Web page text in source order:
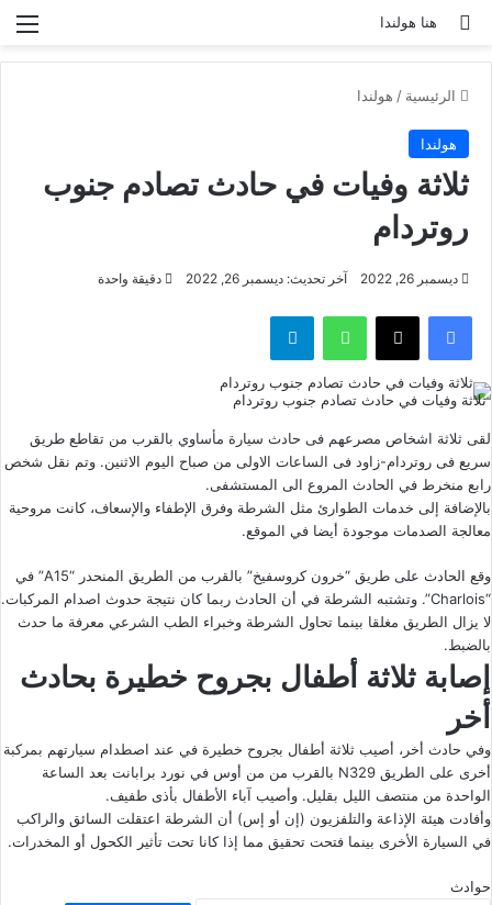
هنا هولندا
بحث عن
الرئيسية / هولندا
هولندا
ثلاثة وفيات في حادث تصادم جنوب
روتردام
ديسمبر 26, 2022 آخر تحديث: ديسمبر 26, 2022 دقيقة واحدة
فيسبوك ‫X واتساب تيلقرام
ثلاثة وفيات في حادث تصادم جنوب روتردام
لقى ثلاثة اشخاص مصرعهم فى حادث سيارة مأساوي بالقرب من تقاطع طريق
سريع فى روتردام-زاود فى الساعات الاولى من صباح اليوم الاثنين. وتم نقل شخص
رابع منخرط في الحادث المروع الى المستشفى.
بالإضافة إلى خدمات الطوارئ مثل الشرطة وفرق الإطفاء والإسعاف، كانت مروحية
معالجة الصدمات موجودة أيضا في الموقع.
وقع الحادث
على طريق “خرون كروسفيخ” بالقرب من الطريق المنحدر “A15” في
“Charlois”. وتشتبه الشرطة في أن الحادث ربما كان نتيجة حدوث اصدام المركبات.
لا يزال الطريق مغلقا بينما تحاول الشرطة وخبراء الطب الشرعي معرفة ما حدث
بالضبط.
إصابة ثلاثة أطفال بجروح خطيرة بحادث
أخر
وفي حادث أخر، أصيب ثلاثة أطفال بجروح خطيرة في عند اصطدام سيارتهم بمركبة
أخرى على الطريق N329 بالقرب من من أوس في نورد برابانت بعد الساعة
الواحدة من منتصف الليل بقليل. وأصيب آباء الأطفال بأذى طفيف.
وأفادت هيئة الإذاعة والتلفزيون (إن أو إس) أن الشرطة اعتقلت السائق والراكب
في السيارة الأخرى بينما فتحت تحقيق مما إذا كانا تحت تأثير الكحول أو المخدرات.
حوادث